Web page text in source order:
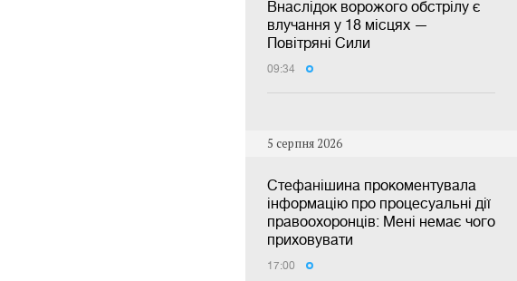
Внаслідок ворожого обстрілу є
влучання у 18 місцях —
Повітряні Сили
09:34
5 серпня 2026
Стефанішина прокоментувала
інформацію про процесуальні дії
правоохоронців: Мені немає чого
приховувати
17:00